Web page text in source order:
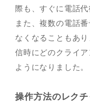
際も、すぐに電話
また、複数の電話
なくなることもあ
信時にどのクライ
ようになりました。
操作方法のレク